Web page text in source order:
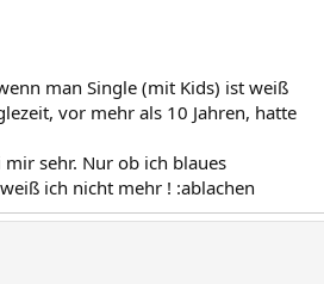
man Single (mit Kids) ist weiß
vor mehr als 10 Jahren, hatte
sehr. Nur ob ich blaues
ich nicht mehr ! :ablachen